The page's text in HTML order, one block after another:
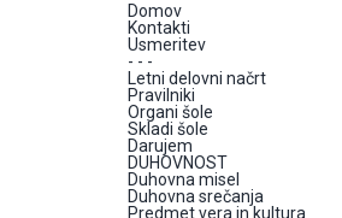
Domov
Kontakti
Usmeritev
- - -
Letni delovni načrt
Pravilniki
Organi šole
Skladi šole
Darujem
DUHOVNOST
Duhovna misel
Duhovna srečanja
Predmet vera in kultura